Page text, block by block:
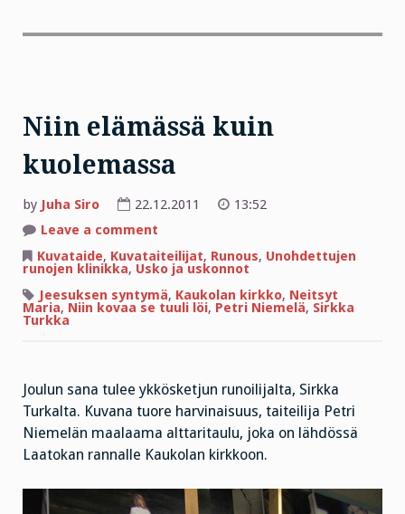
Niin elämässä kuin
kuolemassa
by Juha Siro 22.12.2011
13:52
Leave a comment
elämässä
kuin
kuolemassa
Kuvataide, Kuvataiteilijat, Runous, Unohdettujen
runojen klinikka, Usko ja uskonnot
Jeesuksen syntymä, Kaukolan kirkko, Neitsyt
Maria, Niin kovaa se tuuli löi, Petri Niemelä, Sirkka
Turkka
Joulun sana tulee ykkösketjun runoilijalta, Sirkka
Turkalta. Kuvana tuore harvinaisuus, taiteilija Petri
Niemelän maalaama alttaritaulu, joka on lähdössä
Laatokan rannalle Kaukolan kirkkoon.